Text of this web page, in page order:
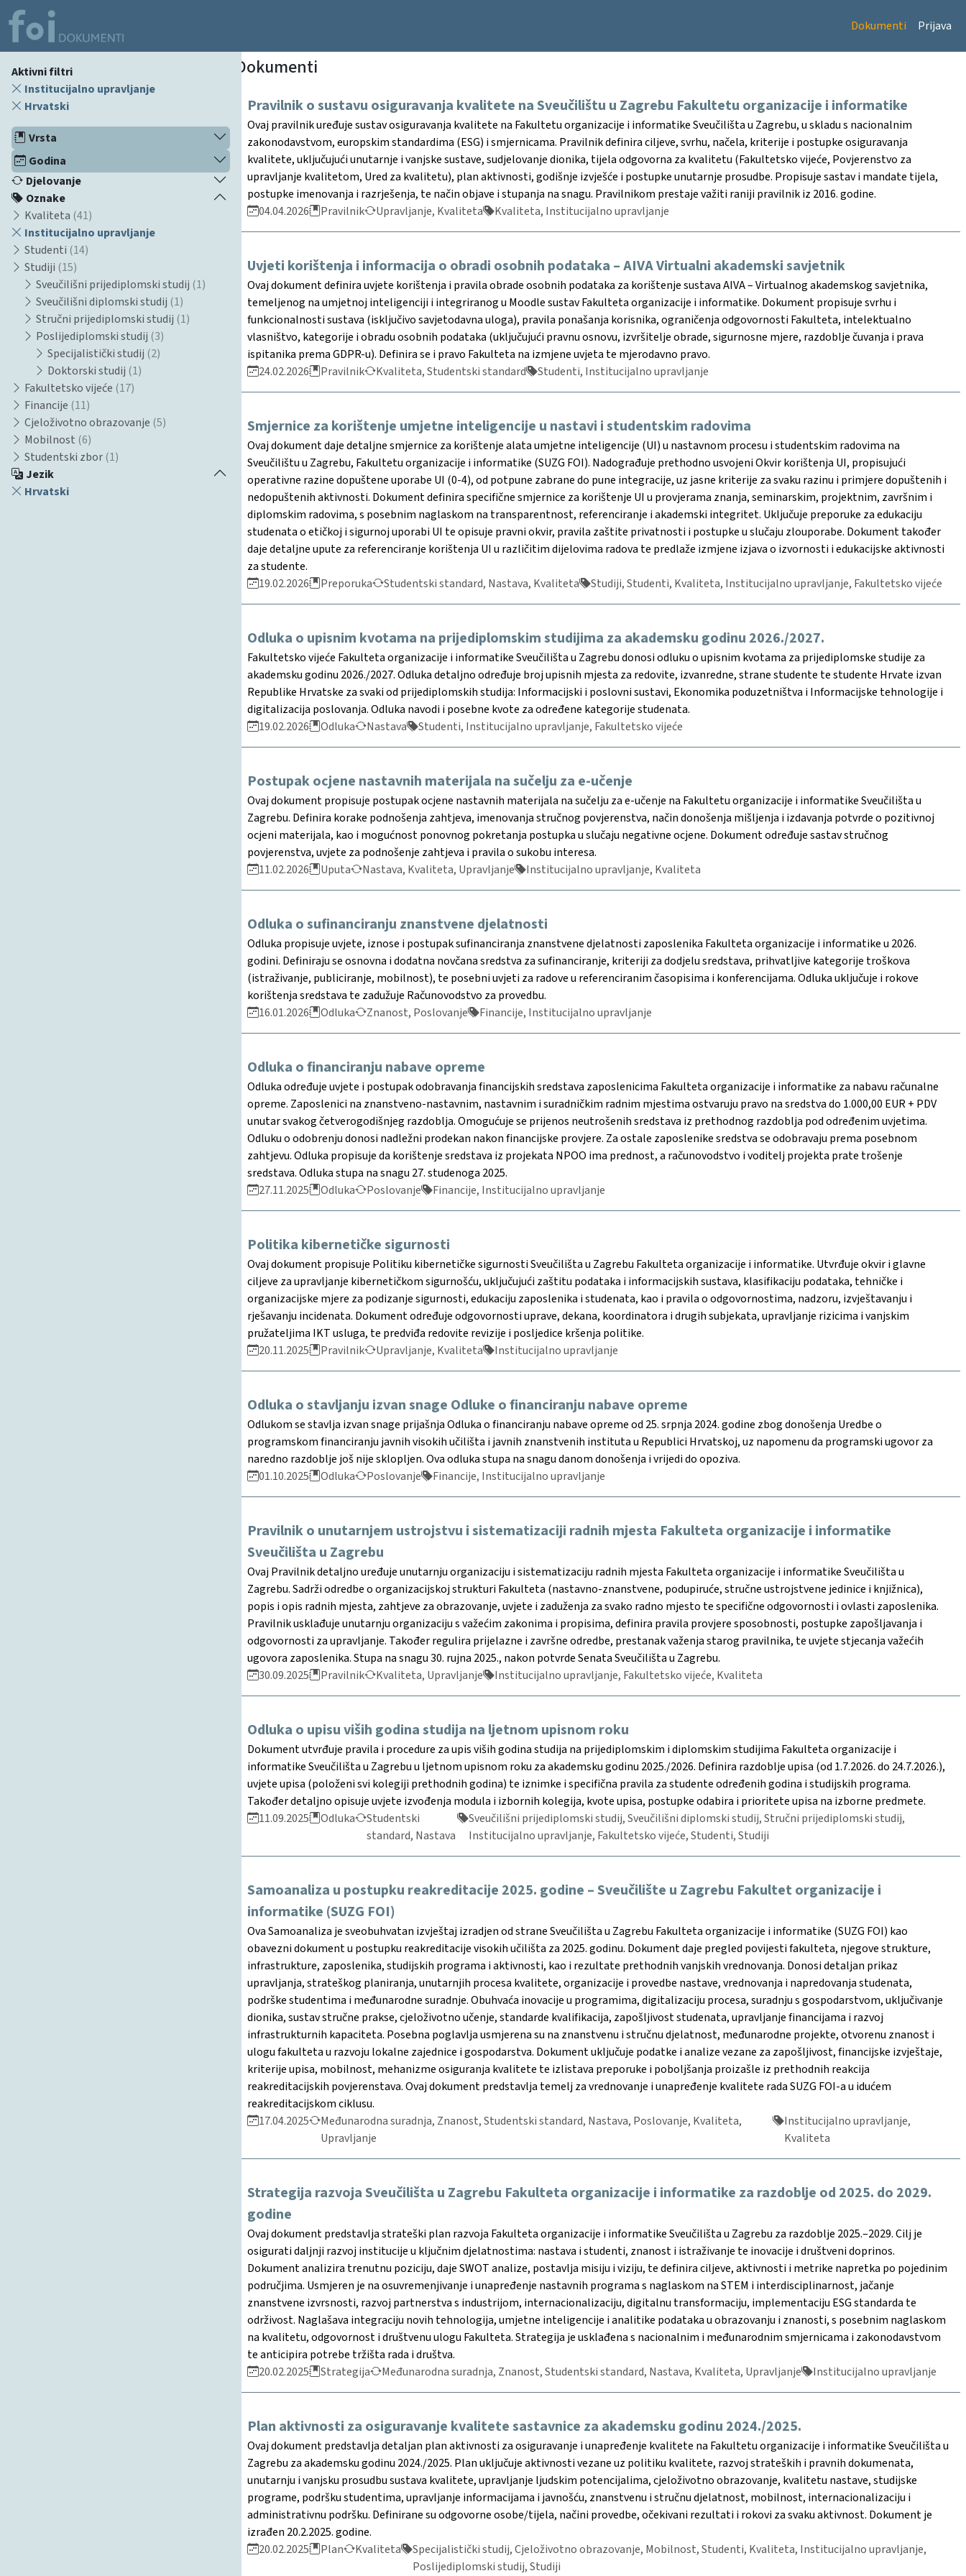
Dokumenti Prijava
Aktivni filtri
Institucijalno upravljanje
Hrvatski
Vrsta
Godina
Djelovanje
Oznake
Kvaliteta (41)
Institucijalno upravljanje
Studenti (14)
Studiji (15)
Sveučilišni prijediplomski studij (1)
Sveučilišni diplomski studij (1)
Stručni prijediplomski studij (1)
Poslijediplomski studij (3)
Specijalistički studij (2)
Doktorski studij (1)
Fakultetsko vijeće (17)
Financije (11)
Cjeloživotno obrazovanje (5)
Mobilnost (6)
Studentski zbor(1)
Jezik
Hrvatski
Dokumenti
Pravilnik o sustavu osiguravanja kvalitete na Sveučilištu u Zagrebu Fakultetu organizacije i informatike
Ovaj pravilnik uređuje sustav osiguravanja kvalitete na Fakultetu organizacije i informatike Sveučilišta u Zagrebu, u skladu s nacionalnim
zakonodavstvom, europskim standardima (ESG) i smjernicama. Pravilnik definira ciljeve, svrhu, načela, kriterije i postupke osiguravanja
kvalitete, uključujući unutarnje i vanjske sustave, sudjelovanje dionika, tijela odgovorna za kvalitetu (Fakultetsko vijeće, Povjerenstvo za
upravljanje kvalitetom, Ured za kvalitetu), plan aktivnosti, godišnje izvješće i postupke unutarnje prosudbe. Propisuje sastav i mandate tijela,
postupke imenovanja i razrješenja, te način objave i stupanja na snagu. Pravilnikom prestaje važiti raniji pravilnik iz 2016. godine.
04.04.2026
Pravilnik Upravljanje, Kvaliteta Kvaliteta, Institucijalno upravljanje
Uvjeti korištenja i informacija o obradi osobnih podataka – AIVA Virtualni akademski savjetnik
Ovaj dokument definira uvjete korištenja i pravila obrade osobnih podataka za korištenje sustava AIVA – Virtualnog akademskog savjetnika,
temeljenog na umjetnoj inteligenciji i integriranog u Moodle sustav Fakulteta organizacije i informatike. Dokument propisuje svrhu i
funkcionalnosti sustava (isključivo savjetodavna uloga), pravila ponašanja korisnika, ograničenja odgovornosti Fakulteta, intelektualno
vlasništvo, kategorije i obradu osobnih podataka (uključujući pravnu osnovu, izvršitelje obrade, sigurnosne mjere, razdoblje čuvanja i prava
ispitanika prema GDPR-u). Definira se i pravo Fakulteta na izmjene uvjeta te mjerodavno pravo.
24.02.2026
Pravilnik Kvaliteta, Studentski standard Studenti, Institucijalno upravljanje
Smjernice za korištenje umjetne inteligencije u nastavi i studentskim radovima
Ovaj dokument daje detaljne smjernice za korištenje alata umjetne inteligencije (UI) u nastavnom procesu i studentskim radovima na
Sveučilištu u Zagrebu, Fakultetu organizacije i informatike (SUZG FOI). Nadograđuje prethodno usvojeni Okvir korištenja UI, propisujući
operativne razine dopuštene uporabe UI (0-4), od potpune zabrane do pune integracije, uz jasne kriterije za svaku razinu i primjere dopuštenih i
nedopuštenih aktivnosti. Dokument definira specifične smjernice za korištenje UI u provjerama znanja, seminarskim, projektnim, završnim i
diplomskim radovima, s posebnim naglaskom na transparentnost, referenciranje i akademski integritet. Uključuje preporuke za edukaciju
studenata o etičkoj i sigurnoj uporabi UI te opisuje pravni okvir, pravila zaštite privatnosti i postupke u slučaju zlouporabe. Dokument također
daje detaljne upute za referenciranje korištenja UI u različitim dijelovima radova te predlaže izmjene izjava o izvornosti i edukacijske aktivnosti
za studente.
19.02.2026
Preporuka Studentski standard, Nastava, Kvaliteta Studiji, Studenti, Kvaliteta, Institucijalno upravljanje, Fakultetsko vijeće
Odluka o upisnim kvotama na prijediplomskim studijima za akademsku godinu 2026./2027.
Fakultetsko vijeće Fakulteta organizacije i informatike Sveučilišta u Zagrebu donosi odluku o upisnim kvotama za prijediplomske studije za
akademsku godinu 2026./2027. Odluka detaljno određuje broj upisnih mjesta za redovite, izvanredne, strane studente te studente Hrvate izvan
Republike Hrvatske za svaki od prijediplomskih studija: Informacijski i poslovni sustavi, Ekonomika poduzetništva i Informacijske tehnologije i
digitalizacija poslovanja. Odluka navodi i posebne kvote za određene kategorije studenata.
19.02.2026
Odluka Nastava Studenti, Institucijalno upravljanje, Fakultetsko vijeće
Postupak ocjene nastavnih materijala na sučelju za e-učenje
Ovaj dokument propisuje postupak ocjene nastavnih materijala na sučelju za e-učenje na Fakultetu organizacije i informatike Sveučilišta u
Zagrebu. Definira korake podnošenja zahtjeva, imenovanja stručnog povjerenstva, način donošenja mišljenja i izdavanja potvrde o pozitivnoj
ocjeni materijala, kao i mogućnost ponovnog pokretanja postupka u slučaju negativne ocjene. Dokument određuje sastav stručnog
povjerenstva, uvjete za podnošenje zahtjeva i pravila o sukobu interesa.
11.02.2026
Uputa Nastava, Kvaliteta, Upravljanje Institucijalno upravljanje, Kvaliteta
Odluka o sufinanciranju znanstvene djelatnosti
Odluka propisuje uvjete, iznose i postupak sufinanciranja znanstvene djelatnosti zaposlenika Fakulteta organizacije i informatike u 2026.
godini. Definiraju se osnovna i dodatna novčana sredstva za sufinanciranje, kriteriji za dodjelu sredstava, prihvatljive kategorije troškova
(istraživanje, publiciranje, mobilnost), te posebni uvjeti za radove u referenciranim časopisima i konferencijama. Odluka uključuje i rokove
korištenja sredstava te zadužuje Računovodstvo za provedbu.
16.01.2026
Odluka Znanost, Poslovanje Financije, Institucijalno upravljanje
Odluka o financiranju nabave opreme
Odluka određuje uvjete i postupak odobravanja financijskih sredstava zaposlenicima Fakulteta organizacije i informatike za nabavu računalne
opreme. Zaposlenici na znanstveno-nastavnim, nastavnim i suradničkim radnim mjestima ostvaruju pravo na sredstva do 1.000,00 EUR + PDV
unutar svakog četverogodišnjeg razdoblja. Omogućuje se prijenos neutrošenih sredstava iz prethodnog razdoblja pod određenim uvjetima.
Odluku o odobrenju donosi nadležni prodekan nakon financijske provjere. Za ostale zaposlenike sredstva se odobravaju prema posebnom
zahtjevu. Odluka propisuje da korištenje sredstava iz projekata NPOO ima prednost, a računovodstvo i voditelj projekta prate trošenje
sredstava. Odluka stupa na snagu 27. studenoga 2025.
27.11.2025
Odluka Poslovanje Financije, Institucijalno upravljanje
Politika kibernetičke sigurnosti
Ovaj dokument propisuje Politiku kibernetičke sigurnosti Sveučilišta u Zagrebu Fakulteta organizacije i informatike. Utvrđuje okvir i glavne
ciljeve za upravljanje kibernetičkom sigurnošću, uključujući zaštitu podataka i informacijskih sustava, klasifikaciju podataka, tehničke i
organizacijske mjere za podizanje sigurnosti, edukaciju zaposlenika i studenata, kao i pravila o odgovornostima, nadzoru, izvještavanju i
rješavanju incidenata. Dokument određuje odgovornosti uprave, dekana, koordinatora i drugih subjekata, upravljanje rizicima i vanjskim
pružateljima IKT usluga, te predviđa redovite revizije i posljedice kršenja politike.
20.11.2025
Pravilnik Upravljanje, Kvaliteta Institucijalno upravljanje
Odluka o stavljanju izvan snage Odluke o financiranju nabave opreme
Odlukom se stavlja izvan snage prijašnja Odluka o financiranju nabave opreme od 25. srpnja 2024. godine zbog donošenja Uredbe o
programskom financiranju javnih visokih učilišta i javnih znanstvenih instituta u Republici Hrvatskoj, uz napomenu da programski ugovor za
naredno razdoblje još nije sklopljen. Ova odluka stupa na snagu danom donošenja i vrijedi do opoziva.
01.10.2025
Odluka Poslovanje Financije, Institucijalno upravljanje
Pravilnik o unutarnjem ustrojstvu i sistematizaciji radnih mjesta Fakulteta organizacije i informatike
Sveučilišta u Zagrebu
Ovaj Pravilnik detaljno uređuje unutarnju organizaciju i sistematizaciju radnih mjesta Fakulteta organizacije i informatike Sveučilišta u
Zagrebu. Sadrži odredbe o organizacijskoj strukturi Fakulteta (nastavno-znanstvene, podupiruće, stručne ustrojstvene jedinice i knjižnica),
popis i opis radnih mjesta, zahtjeve za obrazovanje, uvjete i zaduženja za svako radno mjesto te specifične odgovornosti i ovlasti zaposlenika.
Pravilnik usklađuje unutarnju organizaciju s važećim zakonima i propisima, definira pravila provjere sposobnosti, postupke zapošljavanja i
odgovornosti za upravljanje. Također regulira prijelazne i završne odredbe, prestanak važenja starog pravilnika, te uvjete stjecanja važećih
ugovora zaposlenika. Stupa na snagu 30. rujna 2025., nakon potvrde Senata Sveučilišta u Zagrebu.
30.09.2025
Pravilnik Kvaliteta, Upravljanje Institucijalno upravljanje, Fakultetsko vijeće, Kvaliteta
Odluka o upisu viših godina studija na ljetnom upisnom roku
Dokument utvrđuje pravila i procedure za upis viših godina studija na prijediplomskim i diplomskim studijima Fakulteta organizacije i
informatike Sveučilišta u Zagrebu u ljetnom upisnom roku za akademsku godinu 2025./2026. Definira razdoblje upisa (od 1.7.2026. do 24.7.2026.),
uvjete upisa (položeni svi kolegiji prethodnih godina) te iznimke i specifična pravila za studente određenih godina i studijskih programa.
Također detaljno opisuje uvjete izvođenja modula i izbornih kolegija, kvote upisa, postupke odabira i prioritete upisa na izborne predmete.
11.09.2025
Odluka
Studentski
standard, Nastava
Sveučilišni prijediplomski studij, Sveučilišni diplomski studij, Stručni prijediplomski studij,
Institucijalno upravljanje, Fakultetsko vijeće, Studenti, Studiji
Samoanaliza u postupku reakreditacije 2025. godine – Sveučilište u Zagrebu Fakultet organizacije i
informatike (SUZG FOI)
Ova Samoanaliza je sveobuhvatan izvještaj izradjen od strane Sveučilišta u Zagrebu Fakulteta organizacije i informatike (SUZG FOI) kao
obavezni dokument u postupku reakreditacije visokih učilišta za 2025. godinu. Dokument daje pregled povijesti fakulteta, njegove strukture,
infrastrukture, zaposlenika, studijskih programa i aktivnosti, kao i rezultate prethodnih vanjskih vrednovanja. Donosi detaljan prikaz
upravljanja, strateškog planiranja, unutarnjih procesa kvalitete, organizacije i provedbe nastave, vrednovanja i napredovanja studenata,
podrške studentima i međunarodne suradnje. Obuhvaća inovacije u programima, digitalizaciju procesa, suradnju s gospodarstvom, uključivanje
dionika, sustav stručne prakse, cjeloživotno učenje, standarde kvalifikacija, zapošljivost studenata, upravljanje financijama i razvoj
infrastrukturnih kapaciteta. Posebna poglavlja usmjerena su na znanstvenu i stručnu djelatnost, međunarodne projekte, otvorenu znanost i
ulogu fakulteta u razvoju lokalne zajednice i gospodarstva. Dokument uključuje podatke i analize vezane za zapošljivost, financijske izvještaje,
kriterije upisa, mobilnost, mehanizme osiguranja kvalitete te izlistava preporuke i poboljšanja proizašle iz prethodnih reakcija
reakreditacijskih povjerenstava. Ovaj dokument predstavlja temelj za vrednovanje i unapređenje kvalitete rada SUZG FOI-a u idućem
reakreditacijskom ciklusu.
17.04.2025
Međunarodna suradnja, Znanost, Studentski standard, Nastava, Poslovanje, Kvaliteta,
Upravljanje
Institucijalno upravljanje,
Kvaliteta
Strategija razvoja Sveučilišta u Zagrebu Fakulteta organizacije i informatike za razdoblje od 2025. do 2029.
godine
Ovaj dokument predstavlja strateški plan razvoja Fakulteta organizacije i informatike Sveučilišta u Zagrebu za razdoblje 2025.–2029. Cilj je
osigurati daljnji razvoj institucije u ključnim djelatnostima: nastava i studenti, znanost i istraživanje te inovacije i društveni doprinos.
Dokument analizira trenutnu poziciju, daje SWOT analize, postavlja misiju i viziju, te definira ciljeve, aktivnosti i metrike napretka po pojedinim
područjima. Usmjeren je na osuvremenjivanje i unapređenje nastavnih programa s naglaskom na STEM i interdisciplinarnost, jačanje
znanstvene izvrsnosti, razvoj partnerstva s industrijom, internacionalizaciju, digitalnu transformaciju, implementaciju ESG standarda te
održivost. Naglašava integraciju novih tehnologija, umjetne inteligencije i analitike podataka u obrazovanju i znanosti, s posebnim naglaskom
na kvalitetu, odgovornost i društvenu ulogu Fakulteta. Strategija je usklađena s nacionalnim i međunarodnim smjernicama i zakonodavstvom
te anticipira potrebe tržišta rada i društva.
20.02.2025
Strategija Međunarodna suradnja, Znanost, Studentski standard, Nastava, Kvaliteta, Upravljanje Institucijalno upravljanje
Plan aktivnosti za osiguravanje kvalitete sastavnice za akademsku godinu 2024./2025.
Ovaj dokument predstavlja detaljan plan aktivnosti za osiguravanje i unapređenje kvalitete na Fakultetu organizacije i informatike Sveučilišta u
Zagrebu za akademsku godinu 2024./2025. Plan uključuje aktivnosti vezane uz politiku kvalitete, razvoj strateških i pravnih dokumenata,
unutarnju i vanjsku prosudbu sustava kvalitete, upravljanje ljudskim potencijalima, cjeloživotno obrazovanje, kvalitetu nastave, studijske
programe, podršku studentima, upravljanje informacijama i javnošću, znanstvenu i stručnu djelatnost, mobilnost, internacionalizaciju i
administrativnu podršku. Definirane su odgovorne osobe/tijela, načini provedbe, očekivani rezultati i rokovi za svaku aktivnost. Dokument je
izrađen 20.2.2025. godine.
20.02.2025
Plan Kvaliteta
Specijalistički studij, Cjeloživotno obrazovanje, Mobilnost, Studenti, Kvaliteta, Institucijalno upravljanje,
Poslijediplomski studij, Studiji